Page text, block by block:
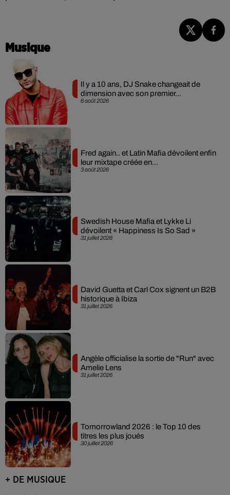
Musique
6 août 2026
Il y a 10 ans, DJ Snake changeait de
dimension avec son premier...
3 août 2026
Fred again.. et Latin Mafia dévoilent enfin
leur mixtape créée en...
31 juillet 2026
Swedish House Mafia et Lykke Li
dévoilent « Happiness Is So Sad »
31 juillet 2026
David Guetta et Carl Cox signent un B2B
historique à Ibiza
31 juillet 2026
Angèle officialise la sortie de "Run" avec
Amelie Lens
30 juillet 2026
Tomorrowland 2026 : le Top 10 des
titres les plus joués
+ DE MUSIQUE